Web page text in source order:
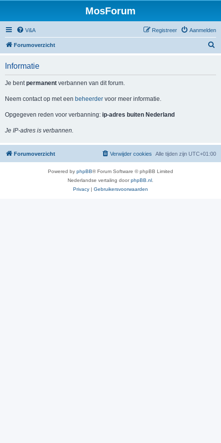
MosForum
V&A Aanmelden
Registreer
Forumoverzicht
Informatie
Je bentpermanent verbannen van dit forum.
Neem contact op met een beheerder voor meer informatie.
Opgegeven reden voor verbanning: ip-adres buiten Nederland
Je IP-adres is verbannen.
Forumoverzicht Alle tijden zijn UTC+01:00
Verwijder cookies
Powered by phpBB® Forum Software © phpBB Limited
Nederlandse vertaling doorphpBB.nl
Privacy | Gebruikersvoorwaarden